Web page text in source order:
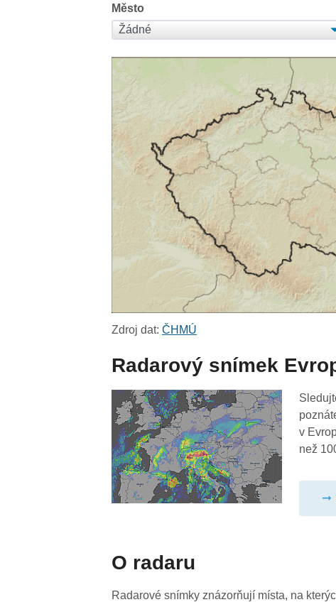
Město
Zdroj dat:ČHMÚ
Radarový snímek
v
než
O radaru
Radarové snímky znázorňují místa, na